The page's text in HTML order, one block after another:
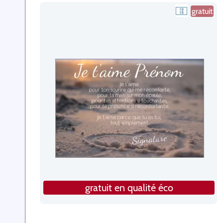
gratuit
gratuit en qualité éco